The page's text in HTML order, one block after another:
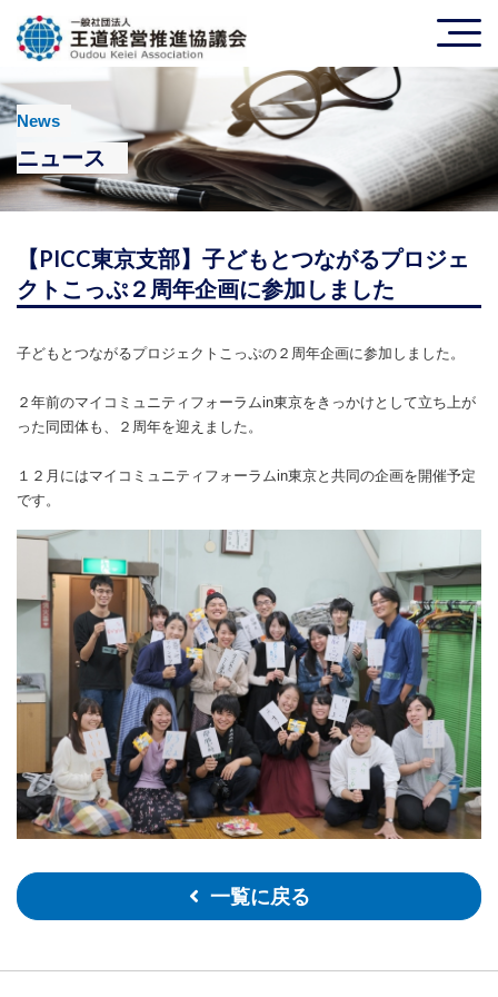
News
ニュース
【PICC東京支部】子どもとつながるプロジェ
クトこっぷ２周年企画に参加しました
子どもとつながるプロジェクトこっぷの２周年企画に参加しました。
２年前のマイコミュニティフォーラムin東京をきっかけとして立ち上が
った同団体も、２周年を迎えました。
１２月にはマイコミュニティフォーラムin東京と共同の企画を開催予定
です。
一覧に戻る